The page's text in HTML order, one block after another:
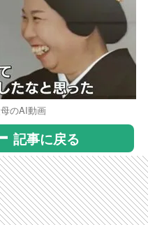
のAI動画
記事に戻る